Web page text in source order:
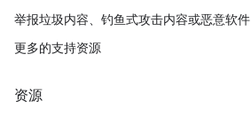
举报垃圾内容、钓鱼式攻击内容或恶意软件
更多的支持资源
资源